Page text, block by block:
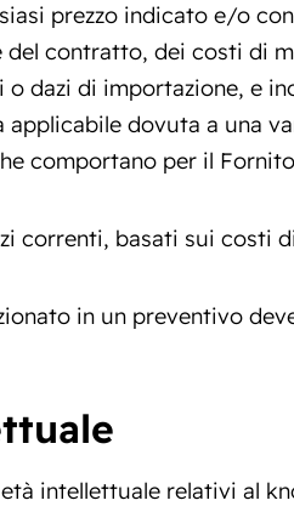
prezzo indicato e/o
contratto, dei costi di
dazi di importazione, e
dovuta a una
comportano per il
correnti, basati sui costi
in un preventivo
intellettuale relativi al